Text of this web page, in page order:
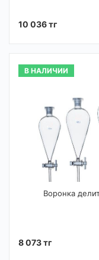
10 036 тг
В НАЛИЧИИ
Воронка
8 073 тг